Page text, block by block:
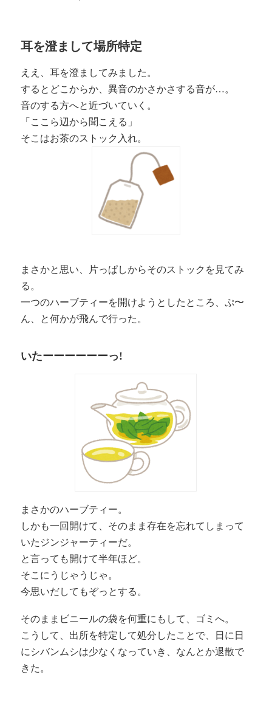
耳を澄まして場所特定
ええ、耳を澄ましてみました。
するとどこからか、異音のかさかさする音が…。
音のする方へと近づいていく。
「ここら辺から聞こえる」
そこはお茶のストック入れ。
まさかと思い、片っぱしからそのストックを見てみ
る。
一つのハーブティーを開けようとしたところ、ぷ〜
ん、と何かが飛んで行った。
いたーーーーーーっ!
まさかのハーブティー。
しかも一回開けて、そのまま存在を忘れてしまって
いたジンジャーティーだ。
と言っても開けて半年ほど。
そこにうじゃうじゃ。
今思いだしてもぞっとする。
そのままビニールの袋を何重にもして、ゴミへ。
こうして、出所を特定して処分したことで、日に日
にシバンムシは少なくなっていき、なんとか退散で
きた。